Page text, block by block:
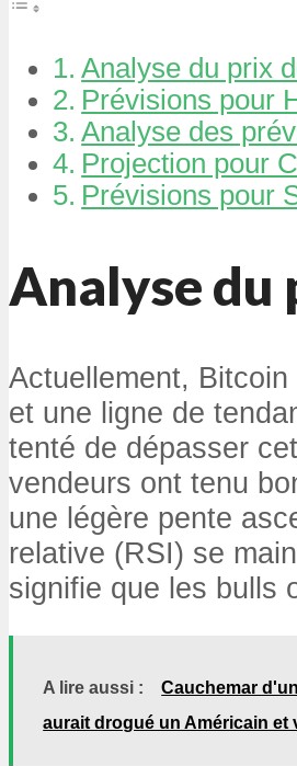
Analyse du prix
Prévisions pour
Analyse des
Projection pour
Prévisions pour
Analyse du
Actuellement,
et une ligne de
tenté de dépasser
vendeurs ont tenu
une légère pente
relative (RSI) se
signifie que les bulls
A lire aussi :
Cauchemar
aurait drogué un Américain et